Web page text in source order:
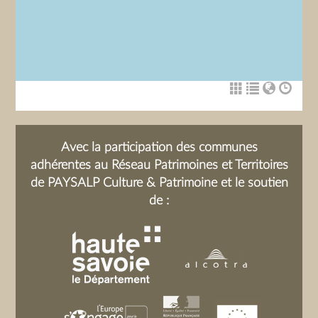
Avec la participation des communes
adhérentes au Réseau Patrimoines et Territoires
de PAYSALP Culture & Patrimoine et le soutien
de :